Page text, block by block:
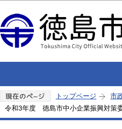
トップページ 市
令和3年度 徳島市中小企業振興対策